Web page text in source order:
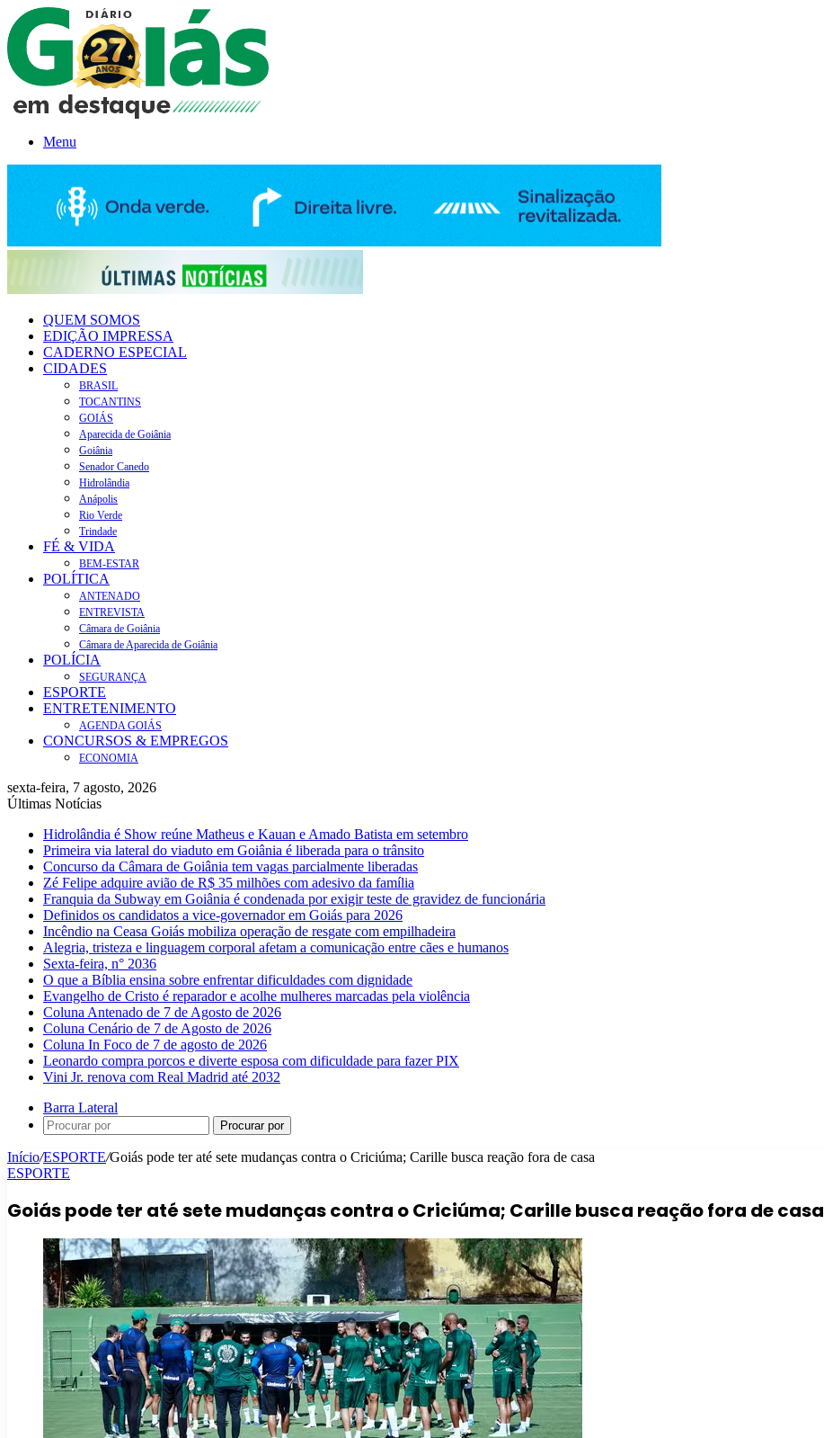
Menu
QUEM SOMOS
EDIÇÃO IMPRESSA
CADERNO ESPECIAL
CIDADES
BRASIL
TOCANTINS
GOIÁS
Aparecida de Goiânia
Goiânia
Senador Canedo
Hidrolândia
Anápolis
Rio Verde
Trindade
FÉ & VIDA
BEM-ESTAR
POLÍTICA
ANTENADO
ENTREVISTA
Câmara de Goiânia
Câmara de Aparecida de Goiânia
POLÍCIA
SEGURANÇA
ESPORTE
ENTRETENIMENTO
AGENDA GOIÁS
CONCURSOS & EMPREGOS
ECONOMIA
sexta-feira, 7 agosto, 2026
Últimas Notícias
Hidrolândia é Show reúne Matheus e Kauan e Amado Batista em setembro
Primeira via lateral do viaduto em Goiânia é liberada para o trânsito
Concurso da Câmara de Goiânia tem vagas parcialmente liberadas
Zé Felipe adquire avião de R$ 35 milhões com adesivo da família
Franquia da Subway em Goiânia é condenada por exigir teste de gravidez de funcionária
Definidos os candidatos a vice-governador em Goiás para 2026
Incêndio na Ceasa Goiás mobiliza operação de resgate com empilhadeira
Alegria, tristeza e linguagem corporal afetam a comunicação entre cães e humanos
Sexta-feira, n° 2036
O que a Bíblia ensina sobre enfrentar dificuldades com dignidade
Evangelho de Cristo é reparador e acolhe mulheres marcadas pela violência
Coluna Antenado de 7 de Agosto de 2026
Coluna Cenário de 7 de Agosto de 2026
Coluna In Foco de 7 de agosto de 2026
Leonardo compra porcos e diverte esposa com dificuldade para fazer PIX
Vini Jr. renova com Real Madrid até 2032
Barra Lateral
Procurar por
Início/ESPORTE/Goiás pode ter até sete mudanças contra o Criciúma; Carille busca reação fora de casa
ESPORTE
Goiás pode ter até sete mudanças contra o Criciúma; Carille busca reação fora de casa